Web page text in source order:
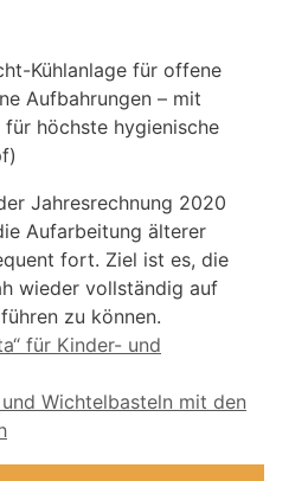
Kühlanlage für offene
Aufbahrungen – mit
für höchste hygienische
Jahresrechnung 2020
Aufarbeitung älterer
fort. Ziel ist es, die
wieder vollständig auf
zu können.
für Kinder- und
Wichtelbasteln mit den